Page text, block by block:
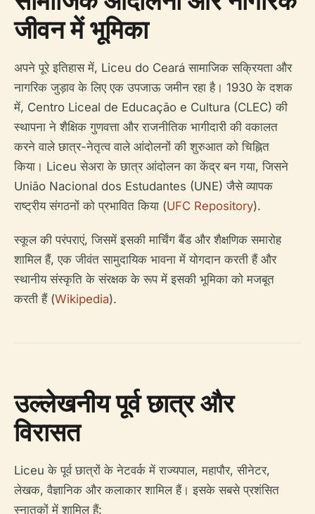
जीवन में भूमिका
अपने पूरे इतिहास में, Liceu do Ceará सामाजिक सक्रियता और
नागरिक जुड़ाव के लिए एक उपजाऊ जमीन रहा है। 1930 के दशक
में, Centro Liceal de Educação e Cultura (CLEC) की
स्थापना ने शैक्षिक गुणवत्ता और राजनीतिक भागीदारी की वकालत
करने वाले छात्र-नेतृत्व वाले आंदोलनों की शुरुआत को चिह्नित
किया। Liceu सेअरा के छात्र आंदोलन का केंद्र बन गया, जिसने
União Nacional dos Estudantes (UNE) जैसे व्यापक
राष्ट्रीय संगठनों को प्रभावित किया (UFC Repository).
स्कूल की परंपराएं, जिसमें इसकी मार्चिंग बैंड और शैक्षणिक समारोह
शामिल हैं, एक जीवंत सामुदायिक भावना में योगदान करती हैं और
स्थानीय संस्कृति के संरक्षक के रूप में इसकी भूमिका को मजबूत
करती हैं (Wikipedia).
उल्लेखनीय पूर्व छात्र और
विरासत
Liceu के पूर्व छात्रों के नेटवर्क में राज्यपाल, महापौर, सीनेटर,
लेखक, वैज्ञानिक और कलाकार शामिल हैं। इसके सबसे प्रशंसित
स्नातकों में शामिल हैं: